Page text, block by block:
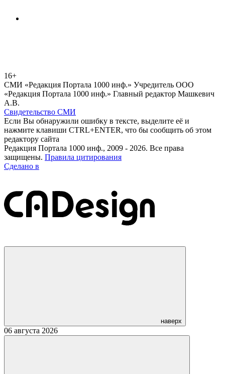
16+
СМИ «Редакция Портала 1000 инф.» Учредитель ООО
«Редакция Портала 1000 инф.» Главный редактор Машкевич
А.В.
Свидетельство СМИ
Если Вы обнаружили ошибку в тексте, выделите её и
нажмите клавиши CTRL+ENTER, что бы сообщить об этом
редактору сайта
Редакция Портала 1000 инф., 2009 - 2026. Все права
защищены. Правила цитирования
Сделано в
наверх
06 августа 2026